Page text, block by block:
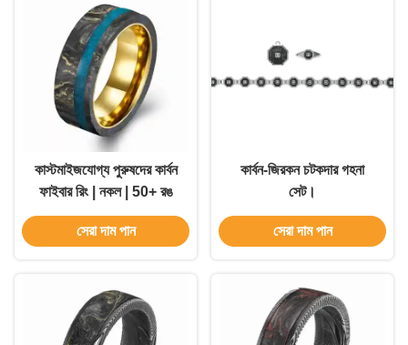
কাস্টমাইজযোগ্য পুরুষদের কার্বন
ফাইবার রিং | নকল | 50+ রঙ
সেরা দাম পান
কার্বন-জিরকন চটকদার গহনা
সেট।
সেরা দাম পান